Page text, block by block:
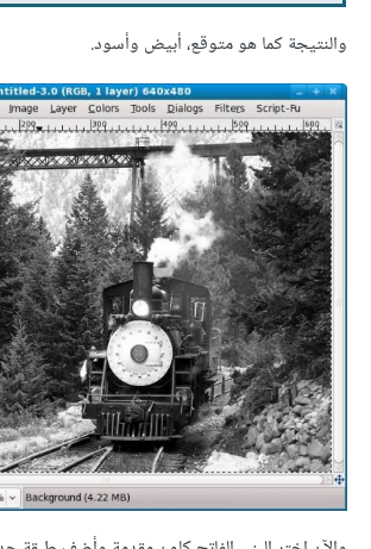
والنتيجة كما هو متوقع، أبيض وأسود.